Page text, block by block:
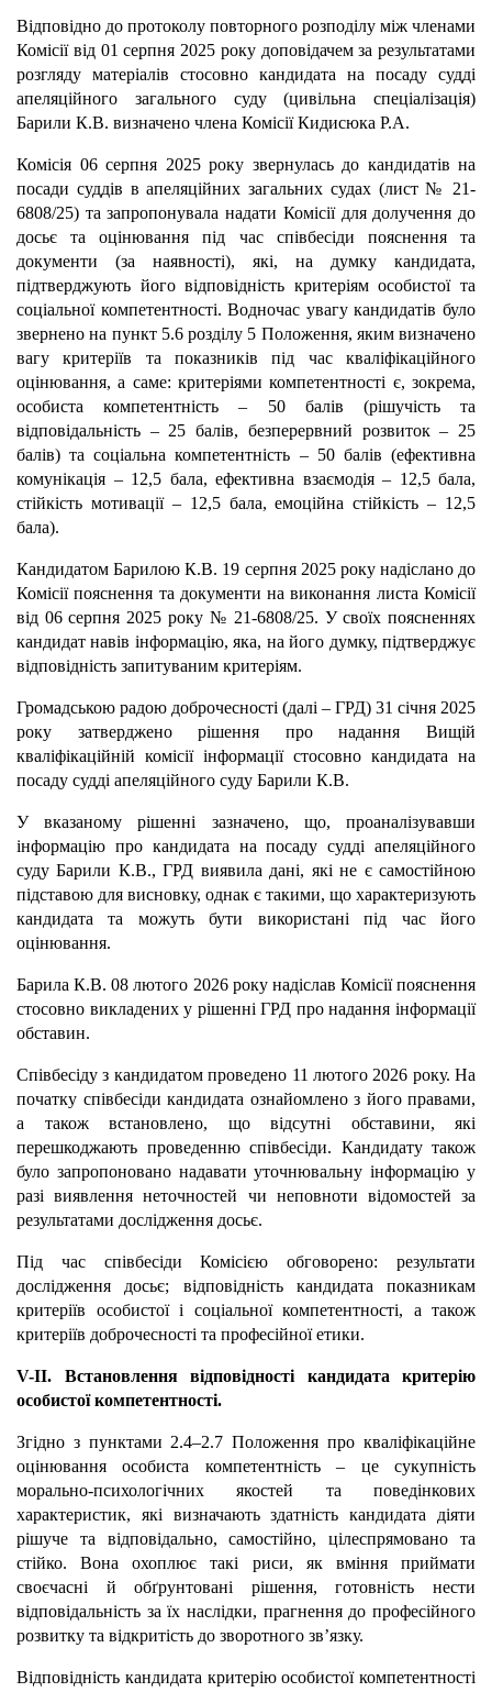
Відповідно до протоколу повторного розподілу між членами
Комісії від 01 серпня 2025 року доповідачем за результатами
розгляду матеріалів стосовно кандидата на посаду судді
апеляційного загального суду (цивільна спеціалізація)
Барили К.В. визначено члена Комісії Кидисюка Р.А.
Комісія 06 серпня 2025 року звернулась до кандидатів на
посади суддів в апеляційних загальних судах (лист № 21-
6808/25) та запропонувала надати Комісії для долучення до
досьє та оцінювання під час співбесіди пояснення та
документи (за наявності), які, на думку кандидата,
підтверджують його відповідність критеріям особистої та
соціальної компетентності. Водночас увагу кандидатів було
звернено на пункт 5.6 розділу 5 Положення, яким визначено
вагу критеріїв та показників під час кваліфікаційного
оцінювання, а саме: критеріями компетентності є, зокрема,
особиста компетентність – 50 балів (рішучість та
відповідальність – 25 балів, безперервний розвиток – 25
балів) та соціальна компетентність – 50 балів (ефективна
комунікація – 12,5 бала, ефективна взаємодія – 12,5 бала,
стійкість мотивації – 12,5 бала, емоційна стійкість – 12,5
бала).
Кандидатом Барилою К.В. 19 серпня 2025 року надіслано до
Комісії пояснення та документи на виконання листа Комісії
від 06 серпня 2025 року № 21-6808/25. У своїх поясненнях
кандидат навів інформацію, яка, на його думку, підтверджує
відповідність запитуваним критеріям.
Громадською радою доброчесності (далі – ГРД) 31 січня 2025
року затверджено рішення про надання Вищій
кваліфікаційній комісії інформації стосовно кандидата на
посаду судді апеляційного суду Барили К.В.
У вказаному рішенні зазначено, що, проаналізувавши
інформацію про кандидата на посаду судді апеляційного
суду Барили К.В., ГРД виявила дані, які не є самостійною
підставою для висновку, однак є такими, що характеризують
кандидата та можуть бути використані під час його
оцінювання.
Барила К.В. 08 лютого 2026 року надіслав Комісії пояснення
стосовно викладених у рішенні ГРД про надання інформації
обставин.
Співбесіду з кандидатом проведено 11 лютого 2026 року. На
початку співбесіди кандидата ознайомлено з його правами,
а також встановлено, що відсутні обставини, які
перешкоджають проведенню співбесіди. Кандидату також
було запропоновано надавати уточнювальну інформацію у
разі виявлення неточностей чи неповноти відомостей за
результатами дослідження досьє.
Під час співбесіди Комісією обговорено: результати
дослідження досьє; відповідність кандидата показникам
критеріїв особистої і соціальної компетентності, а також
критеріїв доброчесності та професійної етики.
V-ІІ. Встановлення відповідності кандидата критерію
особистої компетентності.
Згідно з пунктами 2.4–2.7 Положення про кваліфікаційне
оцінювання особиста компетентність – це сукупність
морально-психологічних якостей та поведінкових
характеристик, які визначають здатність кандидата діяти
рішуче та відповідально, самостійно, цілеспрямовано та
стійко. Вона охоплює такі риси, як вміння приймати
своєчасні й обґрунтовані рішення, готовність нести
відповідальність за їх наслідки, прагнення до професійного
розвитку та відкритість до зворотного зв’язку.
Відповідність кандидата критерію особистої компетентності